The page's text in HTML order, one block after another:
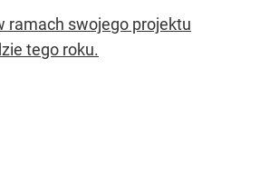
ramach swojego projektu
tego roku.